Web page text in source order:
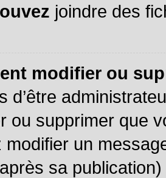
joindre des
modifier ou
d’être
ou supprimer que
modifier un
sa